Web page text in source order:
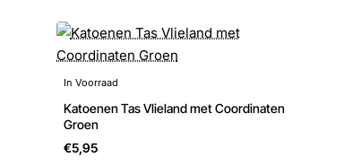
In Voorraad
Katoenen Tas Vlieland met Coordinaten
Groen
€5,95